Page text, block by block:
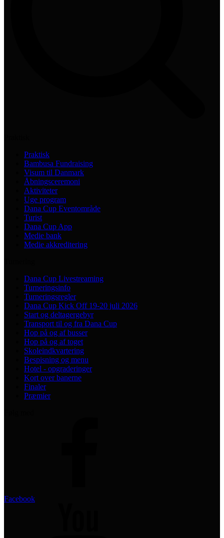
Praktisk
Bambusa Fundraising
Visum til Danmark
Åbningsceremoni
Aktiviteter
Uge program
Dana Cup Eventområde
Turist
Dana Cup App
Medie bank
Medie akkreditering
Dana Cup Livestreaming
Turneringsinfo
Turneringsregler
Dana Cup Kick Off 19-20 juli 2026
Start og deltagergebyr
Transport til og fra Dana Cup
Hop på og af busser
Hop på og af toget
Skoleindkvartering
Bespisning og menu
Hotel - opgraderinger
Kort over banerne
Finaler
Præmier
Facebook